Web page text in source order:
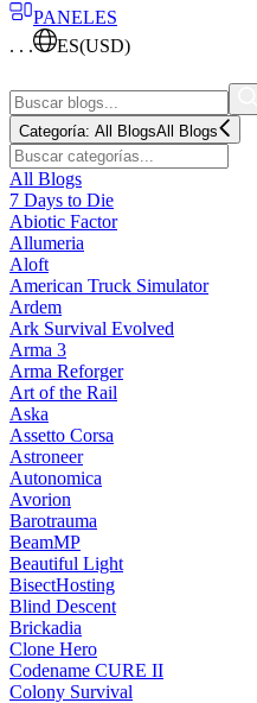
PANELES
. . .
ES(USD)
Categoría: All BlogsAll Blogs
All Blogs
7 Days to Die
Abiotic Factor
Allumeria
Aloft
American Truck Simulator
Ardem
Ark Survival Evolved
Arma 3
Arma Reforger
Art of the Rail
Aska
Assetto Corsa
Astroneer
Autonomica
Avorion
Barotrauma
BeamMP
Beautiful Light
BisectHosting
Blind Descent
Brickadia
Clone Hero
Codename CURE II
Colony Survival